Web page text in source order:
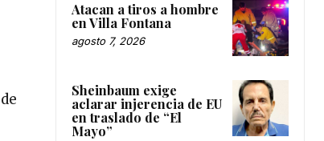
Atacan a tiros a hombre
en Villa Fontana
agosto 7, 2026
Sheinbaum exige
aclarar injerencia de EU
en traslado de “El
Mayo”